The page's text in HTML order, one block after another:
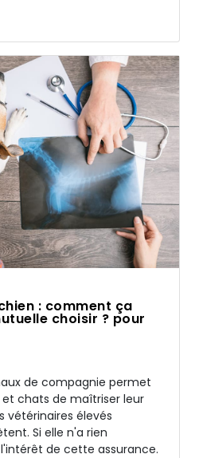
: comment ça
choisir ? pour
de compagnie permet
chats de maîtriser leur
vétérinaires élevés
Si elle n'a rien
de cette assurance.